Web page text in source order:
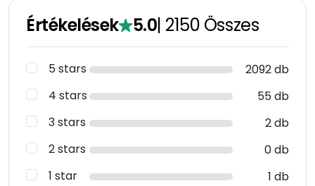
Értékelések 5.0| 2150 Összes
5 stars
2092 db
4 stars
55 db
3 stars
2 db
2 stars
0 db
1 star
1 db